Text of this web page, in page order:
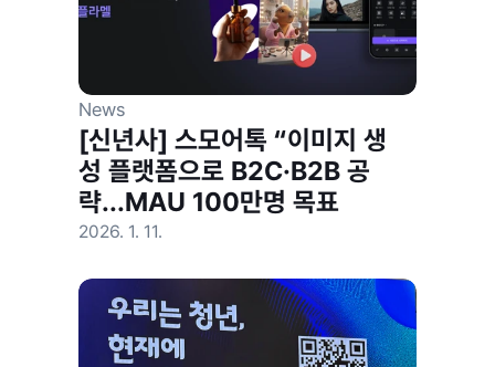
News
[신년사] 스모어톡 “이미지 생
성 플랫폼으로 B2C·B2B 공
략...MAU 100만명 목표
2026. 1. 11.